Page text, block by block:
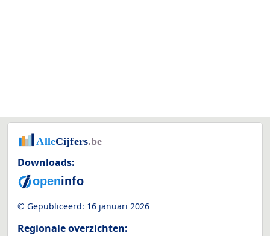
Downloads:
© Gepubliceerd: 16 januari 2026
Regionale overzichten: